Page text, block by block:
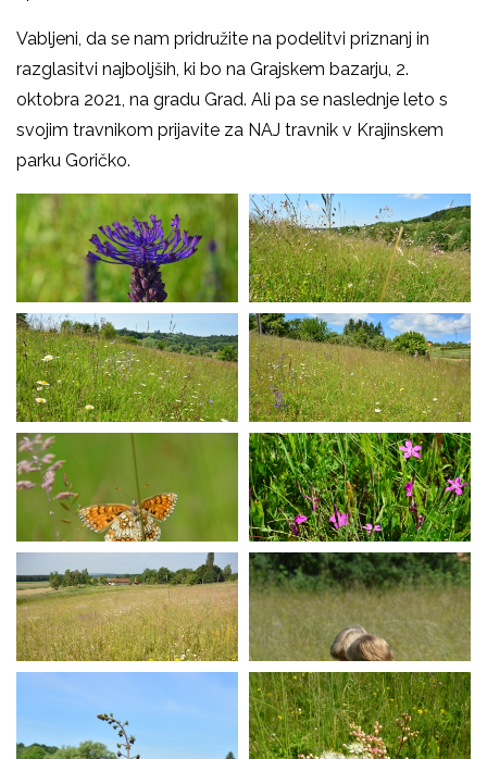
Vabljeni, da se nam pridružite na podelitvi priznanj in
razglasitvi najboljših, ki bo na Grajskem bazarju, 2.
oktobra 2021, na gradu Grad. Ali pa se naslednje leto s
svojim travnikom prijavite za NAJ travnik v Krajinskem
parku Goričko.